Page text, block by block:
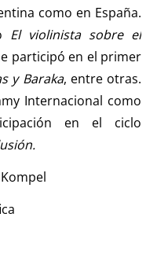
como en España.
El violinista sobre el
participó en el primer
y Baraka, entre otras.
Internacional como
en el ciclo